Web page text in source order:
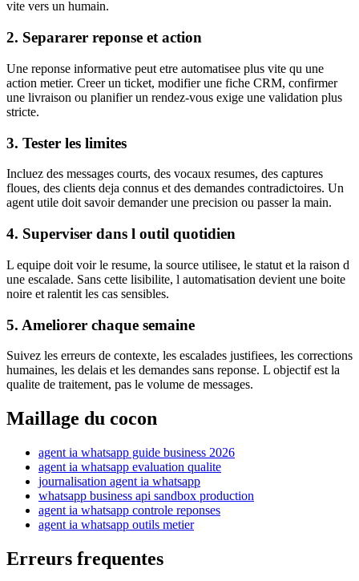
vite vers un humain.
2. Separarer reponse et action
Une reponse informative peut etre automatisee plus vite qu une
action metier. Creer un ticket, modifier une fiche CRM, confirmer
une livraison ou planifier un rendez-vous exige une validation plus
stricte.
3. Tester les limites
Incluez des messages courts, des vocaux resumes, des captures
floues, des clients deja connus et des demandes contradictoires. Un
agent utile doit savoir demander une precision ou passer la main.
4. Superviser dans l outil quotidien
L equipe doit voir le resume, la source utilisee, le statut et la raison d
une escalade. Sans cette lisibilite, l automatisation devient une boite
noire et ralentit les cas sensibles.
5. Ameliorer chaque semaine
Suivez les erreurs de contexte, les escalades justifiees, les corrections
humaines, les delais et les demandes sans reponse. L objectif est la
qualite de traitement, pas le volume de messages.
Maillage du cocon
agent ia whatsapp guide business 2026
agent ia whatsapp evaluation qualite
journalisation agent ia whatsapp
whatsapp business api sandbox production
agent ia whatsapp controle reponses
agent ia whatsapp outils metier
Erreurs frequentes